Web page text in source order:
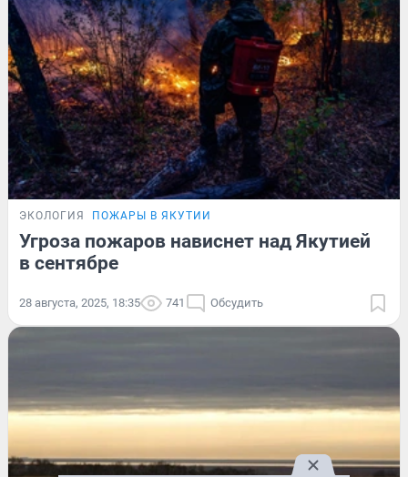
ЭКОЛОГИЯ ПОЖАРЫ В ЯКУТИИ
Угроза пожаров нависнет над Якутией
в сентябре
28 августа, 2025, 18:35 741 Обсудить